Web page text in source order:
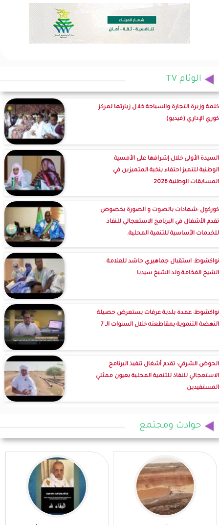
الوئام TV
كلمة وزيرة التجارة والسياحة خلال زيارتها لمركز
كوري الإداري (فيديو)
السيدة الأولى خلال إشرافها على الأمسية
الوطنية للتميز احتفاء بنخبة المتميزين في
المسابقات الوطنية 2026
كوركول :شهادات بالصوت و الصورة بخصوص
تقدم الأشغال في البرنامج الاستعجالي للنفاذ
للخدمات الأساسية للتنمية المحلية.
نواكشوط: استقبال جماهيري حاشد للعلامة
الشيخ الفخامة ولد الشيخ سيديا
نواكشوط: عمدة بلدية عرفات يستعرض حصيلة
النهضة التنموية بمقاطعته خلال السنوات الـ 7
الحوض الشرقي: تقدم أشغال تنفيذ البرنامج
الاستعجالي للنفاذ للتنمية المحلية بعيون ممثلي
المستفيدين
حوادث ومجتمع